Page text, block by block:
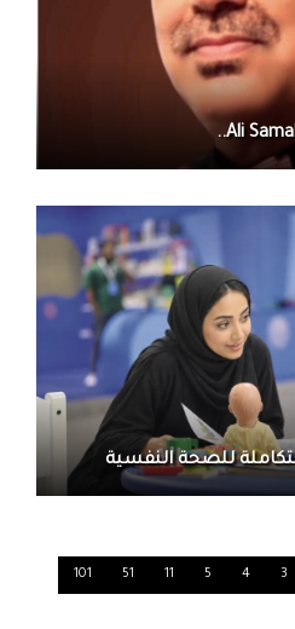
للصحة النفسية
3
4
5
11
51
101